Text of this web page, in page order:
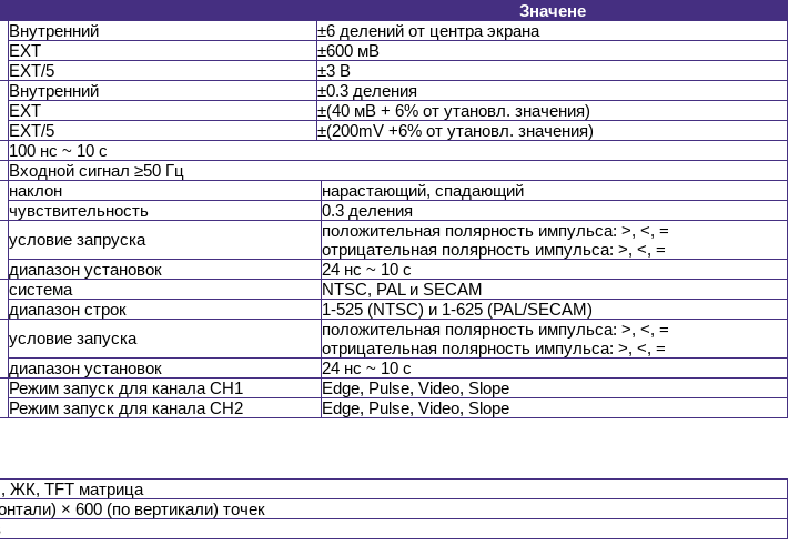
Значене
Внутренний
±6 делений от центра экрана
EXT
±600 мВ
EXT/5
±3 В
Внутренний
±0.3 деления
EXT
±(40 мВ + 6% от утановл. значения)
EXT/5
±(200mV +6% от утановл. значения)
100 нс ~ 10 с
Входной сигнал ≥50 Гц
наклон
нарастающий, спадающий
чувствительность
0.3 деления
условие запруска
положительная полярность импульса: >, <, =
отрицательная полярность импульса: >, <, =
диапазон установок
24 нс ~ 10 с
система
NTSC, PAL и SECAM
диапазон строк
1-525 (NTSC) и 1-625 (PAL/SECAM)
условие запуска
положительная полярность импульса: >, <, =
отрицательная полярность импульса: >, <, =
диапазон установок
24 нс ~ 10 с
Режим запуск для канала CH1
Edge, Pulse, Video, Slope
Режим запуск для канала CH2
Edge, Pulse, Video, Slope
, ЖК, TFT матрица
× 600 (по вертикали) точек